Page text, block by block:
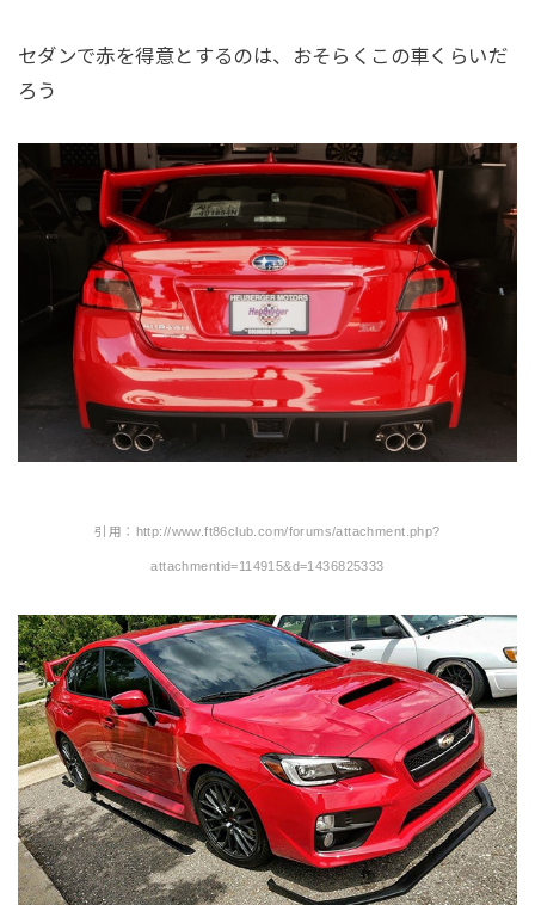
セダンで赤を得意とするのは、おそらくこの車くらいだ
ろう
引用：http://www.ft86club.com/forums/attachment.php?
attachmentid=114915&d=1436825333